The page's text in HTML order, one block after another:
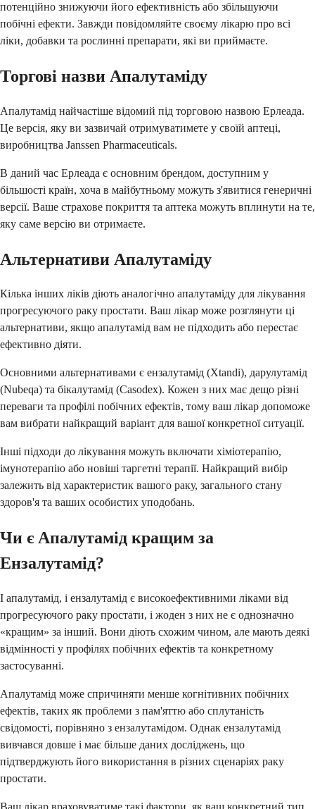
потенційно знижуючи його ефективність або збільшуючи
побічні ефекти. Завжди повідомляйте своєму лікарю про всі
ліки, добавки та рослинні препарати, які ви приймаєте.
Торгові назви Апалутаміду
Апалутамід найчастіше відомий під торговою назвою Ерлеада.
Це версія, яку ви зазвичай отримуватимете у своїй аптеці,
виробництва Janssen Pharmaceuticals.
В даний час Ерлеада є основним брендом, доступним у
більшості країн, хоча в майбутньому можуть з'явитися генеричні
версії. Ваше страхове покриття та аптека можуть вплинути на те,
яку саме версію ви отримаєте.
Альтернативи Апалутаміду
Кілька інших ліків діють аналогічно апалутаміду для лікування
прогресуючого раку простати. Ваш лікар може розглянути ці
альтернативи, якщо апалутамід вам не підходить або перестає
ефективно діяти.
Основними альтернативами є ензалутамід (Xtandi), дарулутамід
(Nubeqa) та бікалутамід (Casodex). Кожен з них має дещо різні
переваги та профілі побічних ефектів, тому ваш лікар допоможе
вам вибрати найкращий варіант для вашої конкретної ситуації.
Інші підходи до лікування можуть включати хіміотерапію,
імунотерапію або новіші таргетні терапії. Найкращий вибір
залежить від характеристик вашого раку, загального стану
здоров'я та ваших особистих уподобань.
Чи є Апалутамід кращим за
Ензалутамід?
І апалутамід, і ензалутамід є високоефективними ліками від
прогресуючого раку простати, і жоден з них не є однозначно
«кращим» за інший. Вони діють схожим чином, але мають деякі
відмінності у профілях побічних ефектів та конкретному
застосуванні.
Апалутамід може спричиняти менше когнітивних побічних
ефектів, таких як проблеми з пам'яттю або сплутаність
свідомості, порівняно з ензалутамідом. Однак ензалутамід
вивчався довше і має більше даних досліджень, що
підтверджують його використання в різних сценаріях раку
простати.